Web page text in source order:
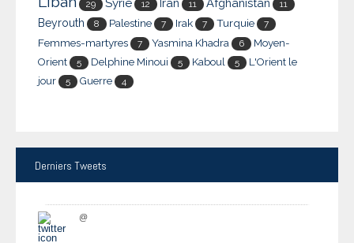
29 Syrie 12 Iran 11 Afghanistan 11
Beyrouth 8 Palestine 7 Irak 7 Turquie 7
Femmes-martyres 7 Yasmina Khadra 6
Moyen-
Orient
5 Delphine Minoui 5 Kaboul 5
L'Orient le
jour
5 Guerre 4
Derniers Tweets
@